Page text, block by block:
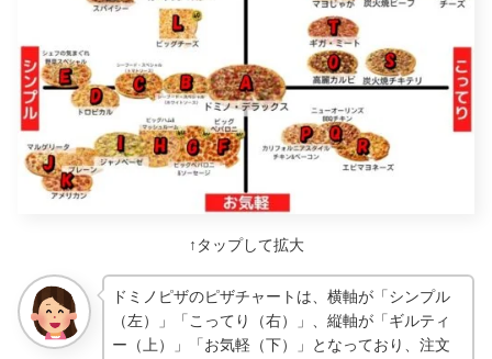
↑タップして拡大
ドミノピザのピザチャートは、横軸が「シンプル
（左）」「こってり（右）」、縦軸が「ギルティ
ー（上）」「お気軽（下）」となっており、注文